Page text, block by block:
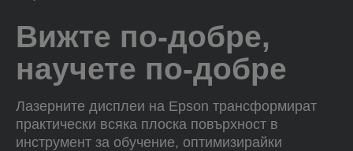
Вижте по-добре,
научете по-добре
Лазерните дисплеи на Epson трансформират
практически всяка плоска повърхност в
инструмент за обучение, оптимизирайки